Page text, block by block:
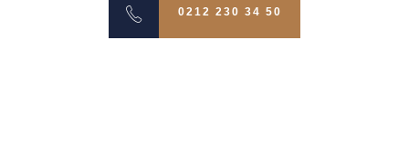
0212 230 34 50